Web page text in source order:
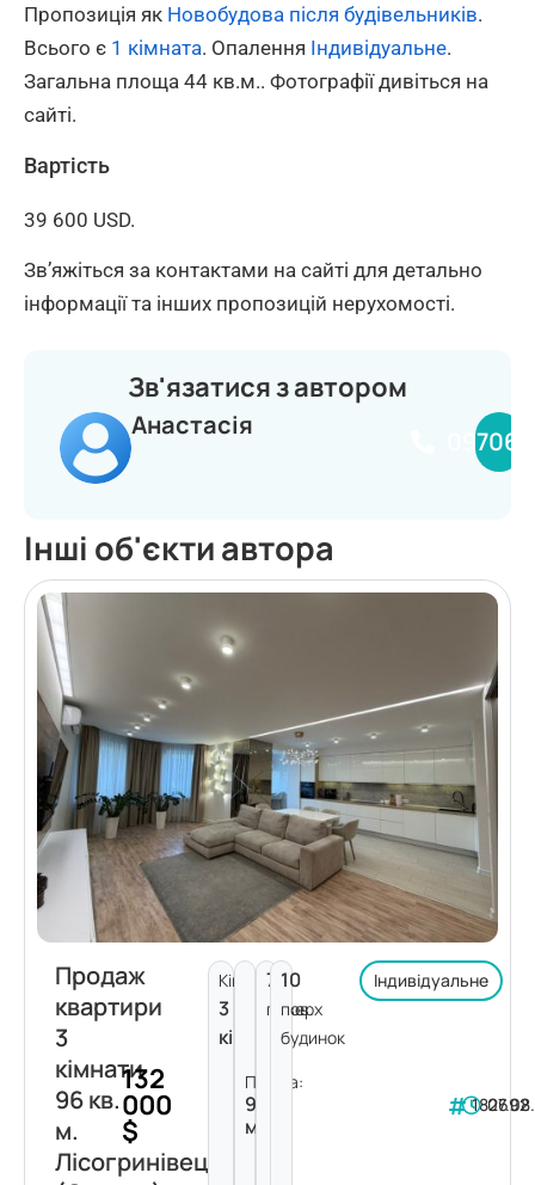
Пропозиція як Новобудова після будівельників.
Всього є 1 кімната. Опалення Індивідуальне.
Загальна площа 44 кв.м.. Фотографії дивіться на
сайті.
Вартість
39 600 USD.
Зв’яжіться за контактами на сайті для детально
інформації та інших пропозицій нерухомості.
Зв'язатися з автором
Анастасія
Інші об'єкти автора
Продаж
квартири
3
кімнати
96 кв.
м.
Лісогринівецька
132
000
$
Кімнат:
3
кімнати
Площа:
96
м²
7
поверх
10
пов.
будинок
Індивідуальне
182692